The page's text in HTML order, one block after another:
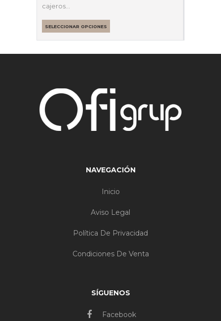
cajeros…
SELECCIONAR OPCIONES
NAVEGACIÓN
Inicio
Aviso Legal
Política De Privacidad
Condiciones De Venta
SÍGUENOS
Facebook